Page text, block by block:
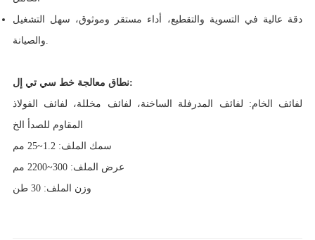
دقة عالية في التسوية والتقطيع، أداء مستقر وموثوق، سهل التشغيل
والصيانة.
نطاق معالجة خط سي تي إل:
لفائف الخام: لفائف المدرفلة الساخنة، لفائف مخللة، لفائف الفولاذ
المقاوم للصدأ الخ
سمك الملف: 1.2~25 مم
عرض الملف: 300~2200 مم
وزن الملف: 30 طن